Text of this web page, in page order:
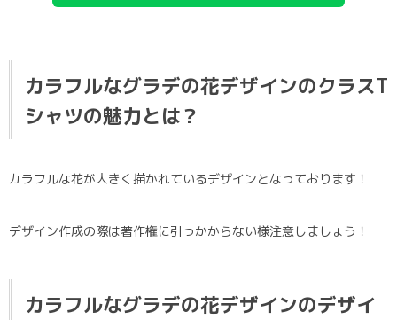
カラフルなグラデの花デザインのクラスT
シャツの魅力とは？
カラフルな花が大きく描かれているデザインとなっております！
デザイン作成の際は著作権に引っかからない様注意しましょう！
カラフルなグラデの花デザインのデザイ